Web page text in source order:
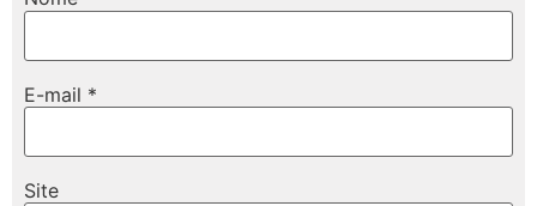
E-mail *
Site